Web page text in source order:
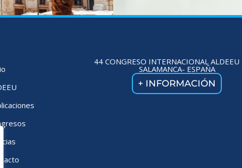
44 CONGRESO INTERNACIONAL
SALAMANCA- ESPAÑA
+ INFORMACIÓN